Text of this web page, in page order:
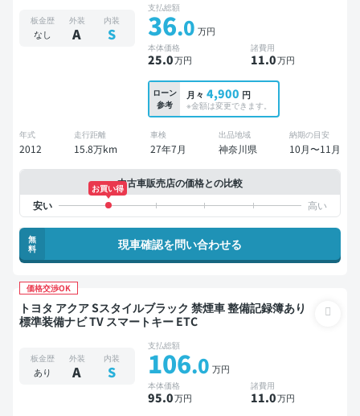
板金歴
なし
外装
A
内装
S
支払総額
36.0 万円
本体価格
25.0万円
諸費用
11.0万円
ローン
参考
月々 4,900 円
※金額は変更できます。
年式
2012
走行距離
15.8万km
車検
27年7月
出品地域
神奈川県
納期の目安
10月〜11月
中古車販売店の価格との比較
お買い得
無
料
現車確認を問い合わせる
価格交渉OK
トヨタ アクア Sスタイルブラック 禁煙車 整備記録簿あり
標準装備ナビ TV スマートキー ETC
板金歴
あり
外装
A
内装
S
支払総額
106.0 万円
本体価格
95.0万円
諸費用
11.0万円